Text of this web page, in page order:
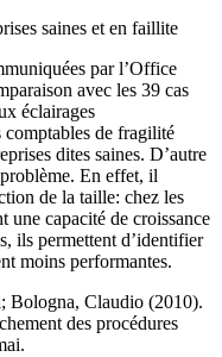
saines et en faillite
par l’Office
avec les 39 cas
éclairages
comptables de fragilité
dites saines. D’autre
En effet, il
de la taille: chez les
une capacité de croissance
ils permettent d’identifier
moins performantes.
Bologna, Claudio (2010).
des procédures